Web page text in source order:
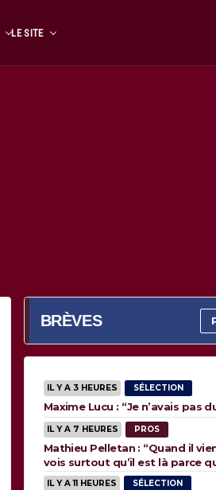
LE SITE
BRÈVES
IL Y A 3 HEURES SÉLECTION
Maxime Lucu : “Je n’avais pas
IL Y A 7 HEURES PROS
Mathieu Pelletan : “Quand il
vois surtout qu’il est là parce
animaux”
IL Y A 11 HEURES SÉLECTION